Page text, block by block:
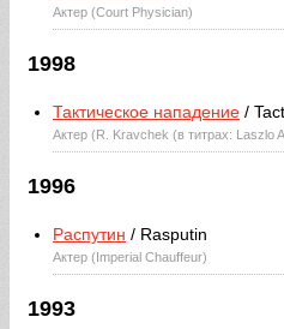
Актер (Court Physician)
1998
Тактическое нападение /
Актер (R. Kravchek (в титрах: Laszlo
1996
Распутин / Rasputin
Актер (Imperial Chauffeur)
1993